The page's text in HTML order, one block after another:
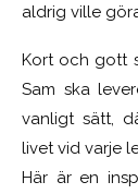
aldrig ville
Kort och gott
Sam ska
vanligt sätt,
livet vid varje
Här är en